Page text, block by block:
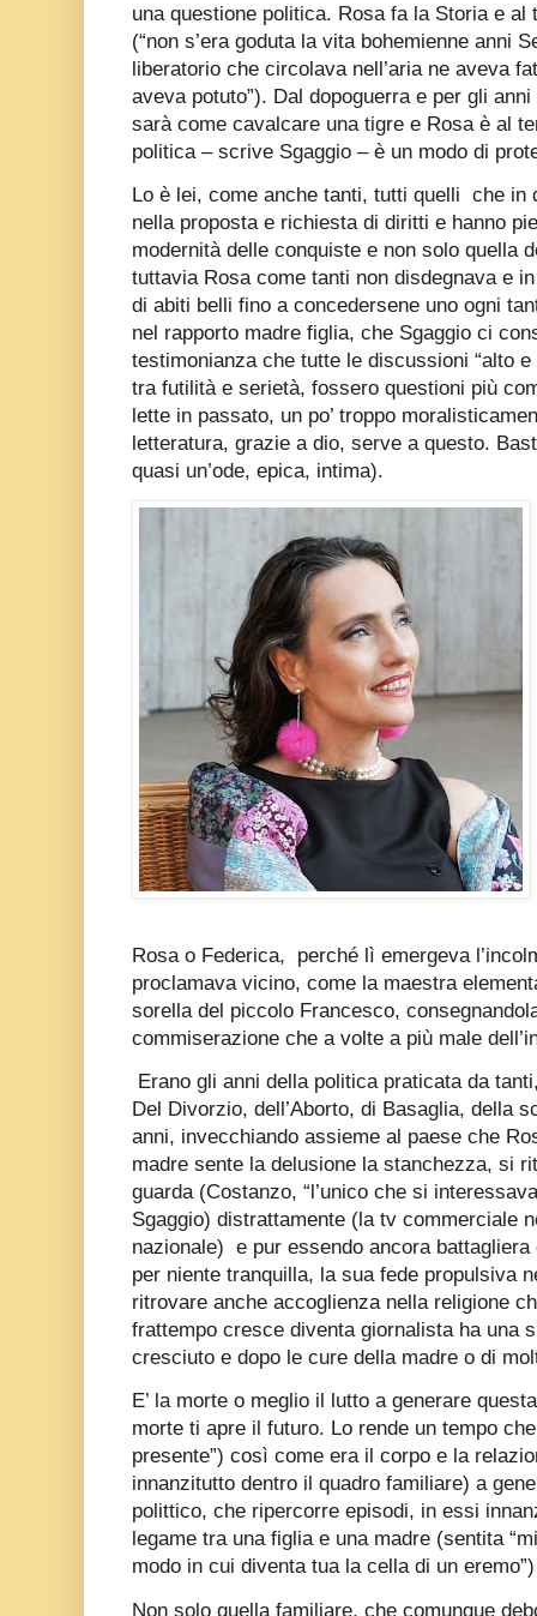
una questione politica. Rosa fa la Storia e al
(“non s’era goduta la vita bohemienne anni
liberatorio che circolava nell’aria ne aveva
aveva potuto”). Dal dopoguerra e per gli
sarà come cavalcare una tigre e Rosa è al
politica – scrive Sgaggio – è un modo di
Lo è lei, come anche tanti, tutti quelli che in
nella proposta e richiesta di diritti e hanno
modernità delle conquiste e non solo quella
tuttavia Rosa come tanti non disdegnava e
di abiti belli fino a concedersene uno ogni
nel rapporto madre figlia, che Sgaggio ci
testimonianza che tutte le discussioni “alto
tra futilità e serietà, fossero questioni più
lette in passato, un po’ troppo
letteratura, grazie a dio, serve a questo.
quasi un’ode, epica, intima).
Rosa o Federica,
perché lì emergeva
proclamava vicino, come la maestra
sorella del piccolo Francesco,
commiserazione che a volte a più male
Erano gli anni della politica praticata da
Del Divorzio, dell’Aborto, di Basaglia, della
anni, invecchiando assieme al paese che
madre sente la delusione la stanchezza, si
guarda (Costanzo, “l’unico che si
Sgaggio) distrattamente (la tv commerciale
nazionale) e pur essendo ancora
per niente tranquilla, la sua fede propulsiva
ritrovare anche accoglienza nella religione
frattempo cresce diventa giornalista ha una
cresciuto e dopo le cure della madre o di
E’ la morte o meglio il lutto a generare
morte ti apre il futuro. Lo rende un tempo
presente”) così come era il corpo e la
innanzitutto dentro il quadro familiare) a
polittico, che ripercorre episodi, in essi
legame tra una figlia e una madre (sentita
modo in cui diventa tua la cella di un
Non solo quella familiare, che comunque